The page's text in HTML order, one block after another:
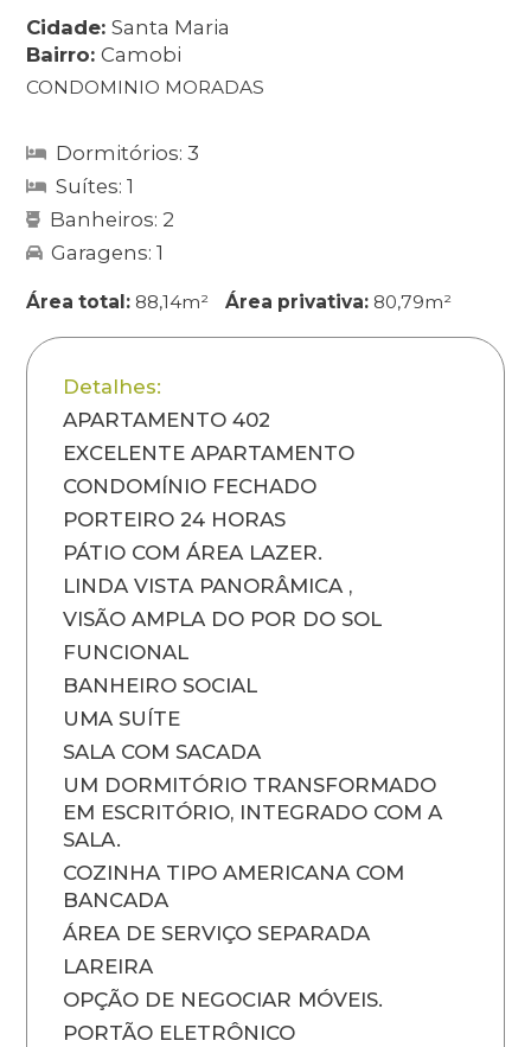
Cidade:Santa Maria
Bairro:Camobi
CONDOMINIO MORADAS
Dormitórios: 3
Suítes: 1
Banheiros: 2
Garagens: 1
Área total: 88,14m² Área privativa: 80,79m²
Detalhes:
APARTAMENTO 402
EXCELENTE APARTAMENTO
CONDOMÍNIO FECHADO
PORTEIRO 24 HORAS
PÁTIO COM ÁREA LAZER.
LINDA VISTA PANORÂMICA ,
VISÃO AMPLA DO POR DO SOL
FUNCIONAL
BANHEIRO SOCIAL
UMA SUÍTE
SALA COM SACADA
UM DORMITÓRIO TRANSFORMADO
EM ESCRITÓRIO, INTEGRADO COM A
SALA.
COZINHA TIPO AMERICANA COM
BANCADA
ÁREA DE SERVIÇO SEPARADA
LAREIRA
OPÇÃO DE NEGOCIAR MÓVEIS.
PORTÃO ELETRÔNICO